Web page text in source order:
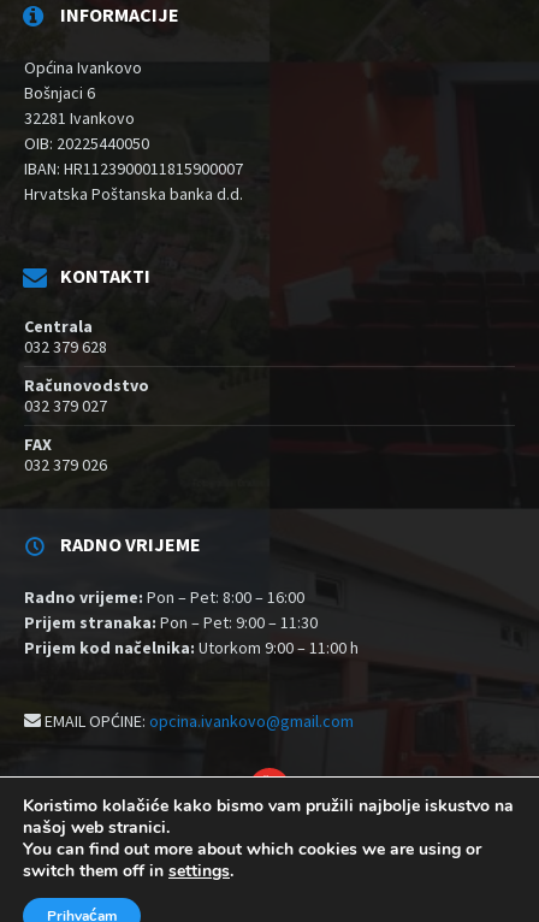
INFORMACIJE
Općina Ivankovo
Bošnjaci 6
32281 Ivankovo
OIB: 20225440050
IBAN: HR1123900011815900007
Hrvatska Poštanska banka d.d.
KONTAKTI
Centrala
032 379 628
Računovodstvo
032 379 027
FAX
032 379 026
RADNO VRIJEME
Radno vrijeme: Pon – Pet: 8:00 – 16:00
Prijem stranaka: Pon – Pet: 9:00 – 11:30
Prijem kod načelnika: Utorkom 9:00 – 11:00 h
EMAIL OPĆINE: opcina.ivankovo@gmail.com
YouTube
Izjava o pristupačnosti
Postavke kolačića
Koristimo kolačiće kako bismo vam pružili najbolje iskustvo na
našoj web stranici.
You can find out more about which cookies we are using or
switch them off in settings.
Prihvaćam